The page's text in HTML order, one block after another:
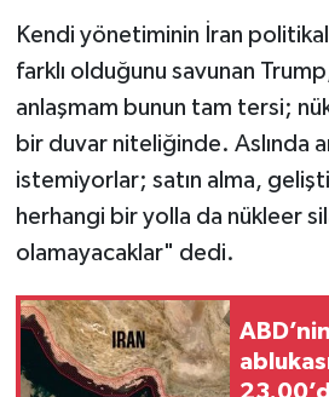
Kendi yönetiminin İran
farklı olduğunu savunan
anlaşmam bunun tam tersi;
bir duvar niteliğinde. Aslında
istemiyorlar; satın alma,
herhangi bir yolla da nükleer
olamayacaklar" dedi.